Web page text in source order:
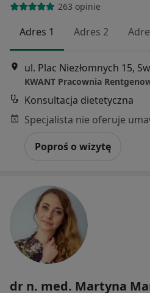
263 opinie
Adres 1 Adres 2
ul. Plac Niezłomnych 15,
Konsultacja dietetyczna
Poproś o wizytę
dr n. med. Martyna